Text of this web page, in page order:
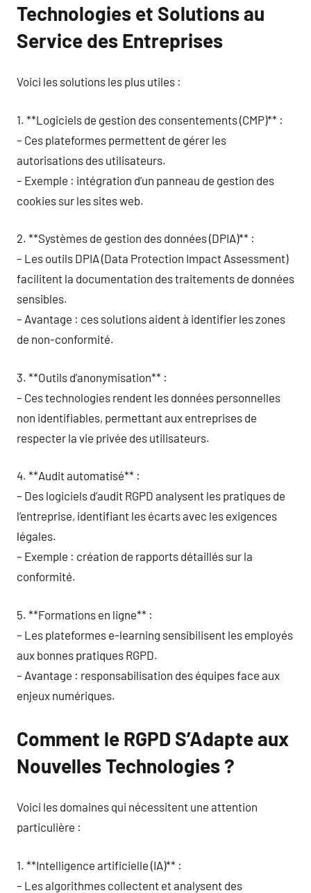
Technologies et Solutions au
Service des Entreprises
Voici les solutions les plus utiles :
1. **Logiciels de gestion des consentements (CMP)** :
– Ces plateformes permettent de gérer les
autorisations des utilisateurs.
– Exemple : intégration d’un panneau de gestion des
cookies sur les sites web.
2. **Systèmes de gestion des données (DPIA)** :
– Les outils DPIA (Data Protection Impact Assessment)
facilitent la documentation des traitements de données
sensibles.
– Avantage : ces solutions aident à identifier les zones
de non-conformité.
3. **Outils d’anonymisation** :
– Ces technologies rendent les données personnelles
non identifiables, permettant aux entreprises de
respecter la vie privée des utilisateurs.
4. **Audit automatisé** :
– Des logiciels d’audit RGPD analysent les pratiques de
l’entreprise, identifiant les écarts avec les exigences
légales.
– Exemple : création de rapports détaillés sur la
conformité.
5. **Formations en ligne** :
– Les plateformes e-learning sensibilisent les employés
aux bonnes pratiques RGPD.
– Avantage : responsabilisation des équipes face aux
enjeux numériques.
Comment le RGPD S’Adapte aux
Nouvelles Technologies ?
Voici les domaines qui nécessitent une attention
particulière :
1. **Intelligence artificielle (IA)** :
– Les algorithmes collectent et analysent des